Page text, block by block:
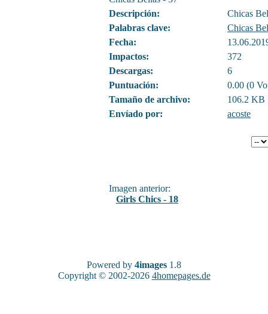
Descripción:
Chicas
Palabras clave:
Chicas
Fecha:
Impactos:
372
Descargas:
6
Puntuación:
0.00 (0
Tamaño de archivo:
106.2 KB
Envíado por:
acoste
Imagen anterior:
Girls Chics - 18
Powered by 4images 1.8
Copyright © 2002-2026 4homepages.de